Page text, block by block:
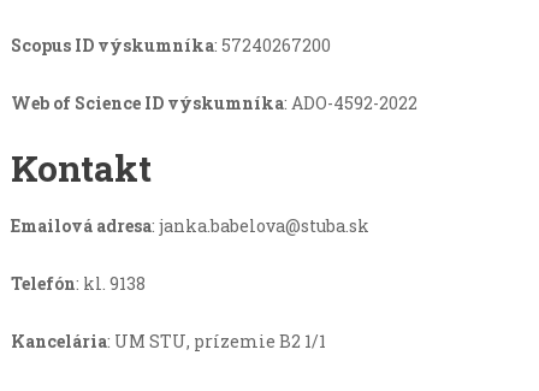
Scopus ID výskumníka: 57240267200
Web of Science ID výskumníka: ADO-4592-2022
Kontakt
Emailová adresa: janka.babelova@stuba.sk
Telefón: kl. 9138
Kancelária: UM STU, prízemie B2 1/1